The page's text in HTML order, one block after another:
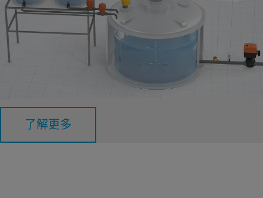
中和反應
中和反應能調整水的 pH 值，使水變得安全且適口。它能防止管
道中的腐蝕或結垢，提升消毒效率，並確保符合相關法規。適當
的 pH 平衡對保護公共健康和維護基礎設施至關重要。
了解更多